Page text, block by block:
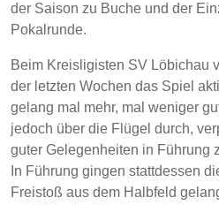
der Saison zu Buche und der
Pokalrunde.
Beim Kreisligisten SV Löbichau
der letzten Wochen das Spiel
gelang mal mehr, mal weniger
jedoch über die Flügel durch,
guter Gelegenheiten in Führung
In Führung gingen stattdessen
Freistoß aus dem Halbfeld